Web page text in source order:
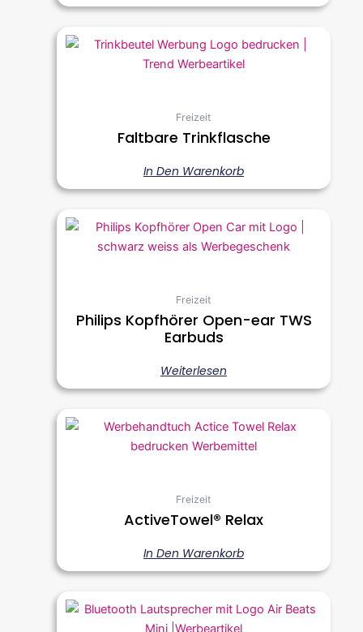
Freizeit
Faltbare Trinkflasche
In Den Warenkorb
Freizeit
Philips Kopfhörer Open-ear TWS
Earbuds
Weiterlesen
Freizeit
ActiveTowel® Relax
In Den Warenkorb